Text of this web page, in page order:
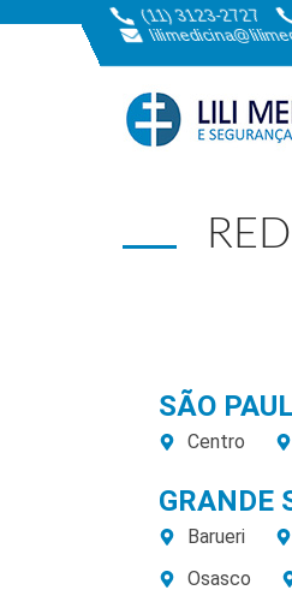
(11) 3123-2727
SÃO
Centro
GRANDE
Barueri
Osasco